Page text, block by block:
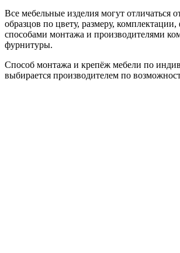
Все мебельные изделия могут отличаться
образцов по цвету, размеру,
способами монтажа и производителями
фурнитуры.
Способ монтажа и крепёж мебели по
выбирается производителем по